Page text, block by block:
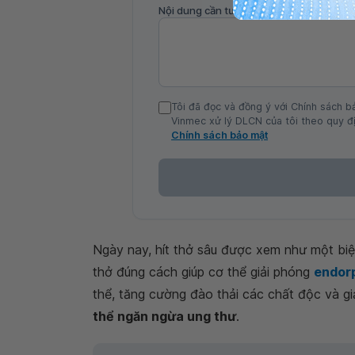
Nội dung cần tư vấn
Tôi đã đọc và đồng ý với Chính sách
Vinmec xử lý DLCN của tôi theo quy
Chính sách bảo mật
Ngày nay, hít thở sâu được xem như một
thở đúng cách giúp cơ thể giải phóng
thể, tăng cường đào thải các chất độc và
thể ngăn ngừa ung thư.